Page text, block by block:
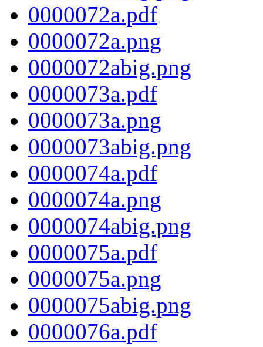
0000072a.pdf
0000072a.png
0000072abig.png
0000073a.pdf
0000073a.png
0000073abig.png
0000074a.pdf
0000074a.png
0000074abig.png
0000075a.pdf
0000075a.png
0000075abig.png
0000076a.pdf